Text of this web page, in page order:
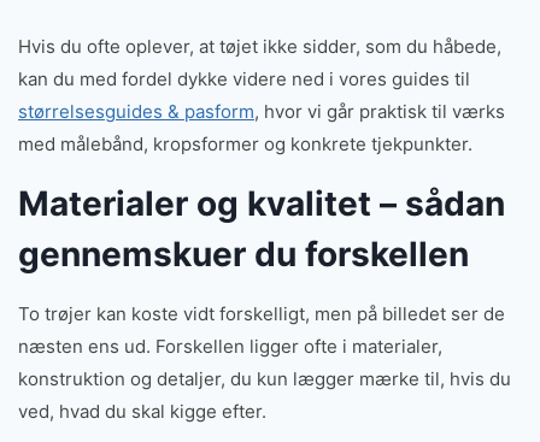
Hvis du ofte oplever, at tøjet ikke sidder, som du håbede,
kan du med fordel dykke videre ned i vores guides til
størrelsesguides & pasform, hvor vi går praktisk til værks
med målebånd, kropsformer og konkrete tjekpunkter.
Materialer og kvalitet – sådan
gennemskuer du forskellen
To trøjer kan koste vidt forskelligt, men på billedet ser de
næsten ens ud. Forskellen ligger ofte i materialer,
konstruktion og detaljer, du kun lægger mærke til, hvis du
ved, hvad du skal kigge efter.